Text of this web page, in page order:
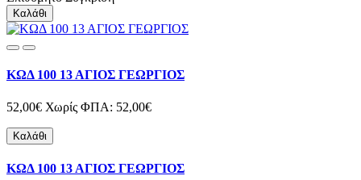
Καλάθι
ΚΩΔ 100 13 ΑΓΙΟΣ ΓΕΩΡΓΙΟΣ
52,00€ Χωρίς ΦΠΑ: 52,00€
Καλάθι
ΚΩΔ 100 13 ΑΓΙΟΣ ΓΕΩΡΓΙΟΣ